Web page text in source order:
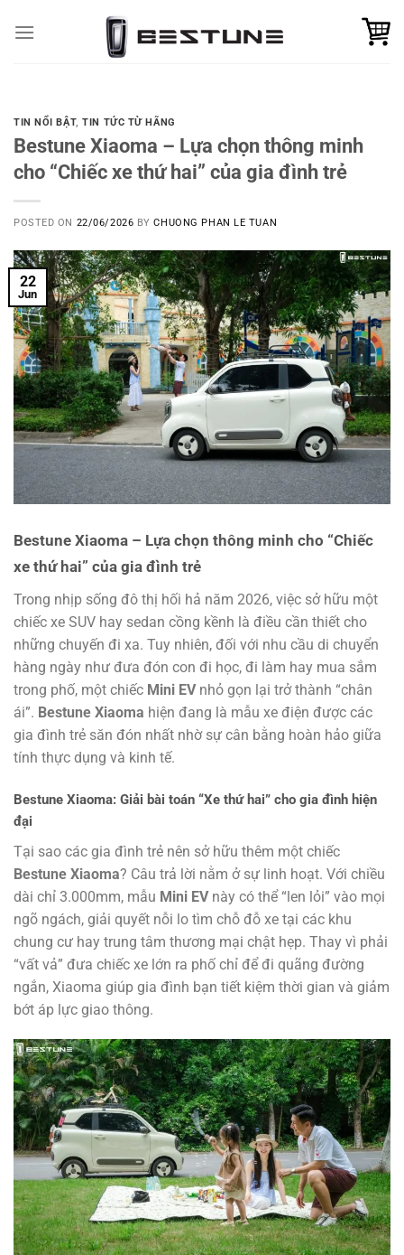
TIN NỔI BẬT,TIN TỨC TỪ HÃNG
Bestune Xiaoma – Lựa chọn thông minh
cho “Chiếc xe thứ hai” của gia đình trẻ
POSTED ON 22/06/2026 BYCHUONG PHAN LE TUAN
22
Jun
Bestune Xiaoma – Lựa chọn thông minh cho “Chiếc
xe thứ hai” của gia đình trẻ
Trong nhịp sống đô thị hối hả năm 2026, việc sở hữu một
chiếc xe SUV hay sedan cồng kềnh là điều cần thiết cho
những chuyến đi xa. Tuy nhiên, đối với nhu cầu di chuyển
hàng ngày như đưa đón con đi học, đi làm hay mua sắm
trong phố, một chiếc Mini EVnhỏ gọn lại trở thành “chân
ái”. Bestune Xiaoma hiện đang là mẫu xe điện được các
gia đình trẻ săn đón nhất nhờ sự cân bằng hoàn hảo giữa
tính thực dụng và kinh tế.
Bestune Xiaoma: Giải bài toán “Xe thứ hai” cho gia đình hiện
đại
Tại sao các gia đình trẻ nên sở hữu thêm một chiếc
Bestune Xiaoma? Câu trả lời nằm ở sự linh hoạt. Với chiều
dài chỉ 3.000mm, mẫu Mini EVnày có thể “len lỏi” vào mọi
ngõ ngách, giải quyết nỗi lo tìm chỗ đỗ xe tại các khu
chung cư hay trung tâm thương mại chật hẹp. Thay vì phải
“vất vả” đưa chiếc xe lớn ra phố chỉ để đi quãng đường
ngắn, Xiaoma giúp gia đình bạn tiết kiệm thời gian và giảm
bớt áp lực giao thông.